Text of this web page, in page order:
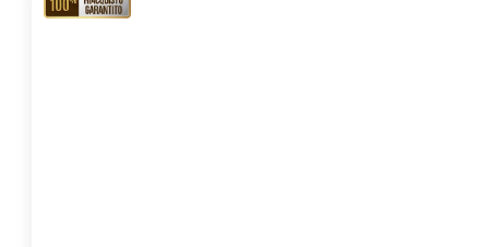
RIACQUISTO